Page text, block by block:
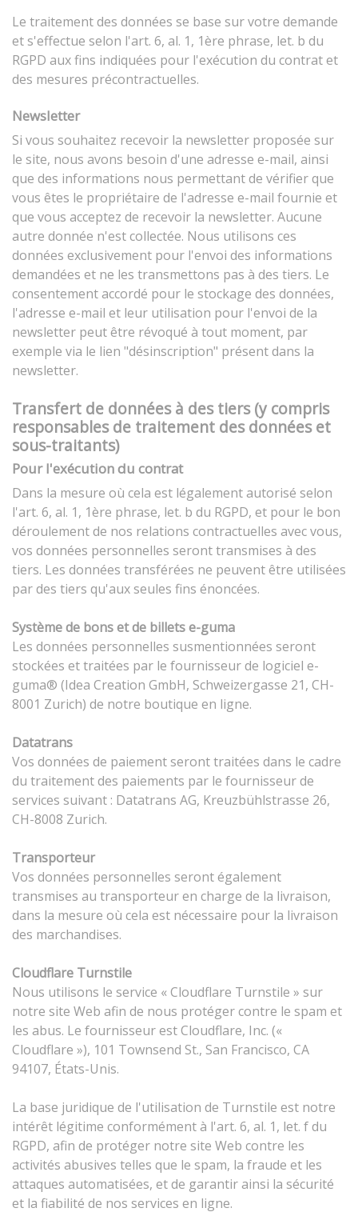
Le traitement des données se base sur votre demande
et s'effectue selon l'art. 6, al. 1, 1ère phrase, let. b du
RGPD aux fins indiquées pour l'exécution du contrat et
des mesures précontractuelles.
Newsletter
Si vous souhaitez recevoir la newsletter proposée sur
le site, nous avons besoin d'une adresse e-mail, ainsi
que des informations nous permettant de vérifier que
vous êtes le propriétaire de l'adresse e-mail fournie et
que vous acceptez de recevoir la newsletter. Aucune
autre donnée n'est collectée. Nous utilisons ces
données exclusivement pour l'envoi des informations
demandées et ne les transmettons pas à des tiers. Le
consentement accordé pour le stockage des données,
l'adresse e-mail et leur utilisation pour l'envoi de la
newsletter peut être révoqué à tout moment, par
exemple via le lien "désinscription" présent dans la
newsletter.
Transfert de données à des tiers (y compris
responsables de traitement des données et
sous-traitants)
Pour l'exécution du contrat
Dans la mesure où cela est légalement autorisé selon
l'art. 6, al. 1, 1ère phrase, let. b du RGPD, et pour le bon
déroulement de nos relations contractuelles avec vous,
vos données personnelles seront transmises à des
tiers. Les données transférées ne peuvent être utilisées
par des tiers qu'aux seules fins énoncées.
Système de bons et de billets e-guma
Les données personnelles susmentionnées seront
stockées et traitées par le fournisseur de logiciel e-
guma® (Idea Creation GmbH, Schweizergasse 21, CH-
8001 Zurich) de notre boutique en ligne.
Datatrans
Vos données de paiement seront traitées dans le cadre
du traitement des paiements par le fournisseur de
services suivant : Datatrans AG, Kreuzbühlstrasse 26,
CH-8008 Zurich.
Transporteur
Vos données personnelles seront également
transmises au transporteur en charge de la livraison,
dans la mesure où cela est nécessaire pour la livraison
des marchandises.
Cloudflare Turnstile
Nous utilisons le service « Cloudflare Turnstile » sur
notre site Web afin de nous protéger contre le spam et
les abus. Le fournisseur est Cloudflare, Inc. («
Cloudflare »), 101 Townsend St., San Francisco, CA
94107, États-Unis.
La base juridique de l'utilisation de Turnstile est notre
intérêt légitime conformément à l'art. 6, al. 1, let. f du
RGPD, afin de protéger notre site Web contre les
activités abusives telles que le spam, la fraude et les
attaques automatisées, et de garantir ainsi la sécurité
et la fiabilité de nos services en ligne.